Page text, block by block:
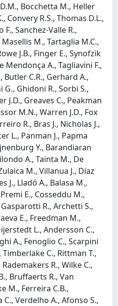
Bocchetta M., Heller
Convery R.S., Thomas D.L.,
F., Sanchez-Valle R.,
M., Tartaglia M.C.,
J.B., Finger E., Synofzik
Mendonça A., Tagliavini F.,
Butler C.R., Gerhard A.,
G., Ghidoni R., Sorbi S.,
J.D., Greaves C., Peakman
M.N., Warren J.D., Fox
R., Bras J., Nicholas J.,
L., Panman J., Papma
Y., Barandiaran
A., Tainta M., De
M., Villanua J., Diaz
J., Lladó A., Balasa M.,
E., Cosseddu M.,
R., Archetti S.,
E., Freedman M.,
L., Andersson C.,
A., Fenoglio C., Scarpini
Timberlake C., Rittman T.,
R., Wilke C.,
Bruffaerts R., Van
M., Ferreira C.B.,
Verdelho A., Afonso S.,